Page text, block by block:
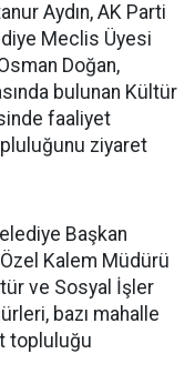
Aydın, AK Parti
Meclis Üyesi
Doğan,
bulunan Kültür
faaliyet
ziyaret
Başkan
Kalem Müdürü
ve Sosyal İşler
bazı mahalle
topluluğu